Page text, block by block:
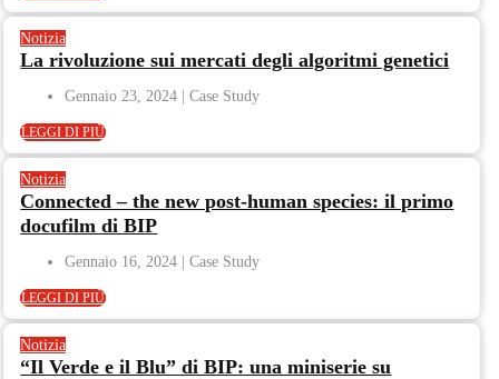
Notizia
La rivoluzione sui mercati degli algoritmi genetici
Gennaio 23, 2024
LEGGI DI PIÙ
Notizia
Connected – the new post-human species: il primo
docufilm di BIP
Gennaio 16, 2024
LEGGI DI PIÙ
Notizia
“Il Verde e il Blu” di BIP: una miniserie su